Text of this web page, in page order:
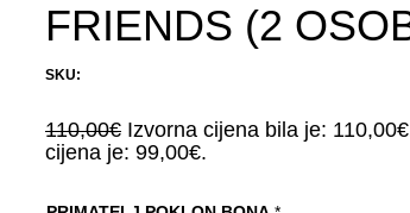
FRIENDS (2
SKU:
110,00€ Izvorna cijena bila je:
cijena je: 99,00€.